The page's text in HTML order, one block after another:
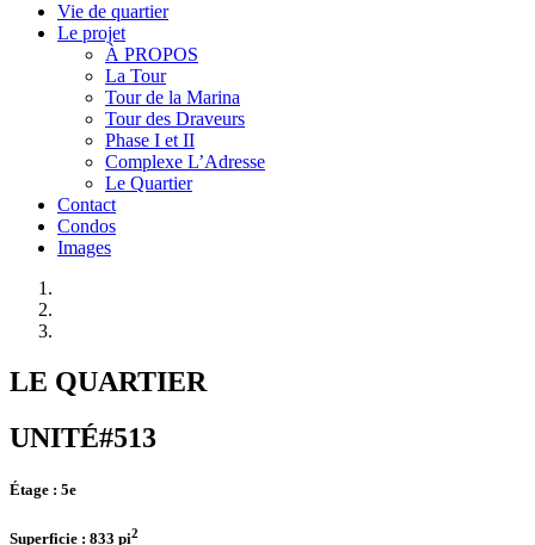
Vie de quartier
Le projet
À PROPOS
La Tour
Tour de la Marina
Tour des Draveurs
Phase I et II
Complexe L’Adresse
Le Quartier
Contact
Condos
Images
LE QUARTIER
UNITÉ#513
Étage : 5e
Superficie : 833 pi2